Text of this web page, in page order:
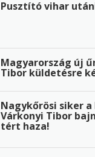
Pusztító vihar
Magyarország új
Tibor küldetésre
Nagykőrösi siker a
Várkonyi Tibor
tért haza!